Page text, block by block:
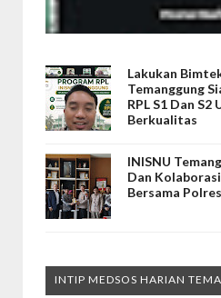
Lakukan
Temanggung
RPL S1 Dan
Berkualitas
INISNU
Dan
Bersama
INTIP MEDSOS HARIAN